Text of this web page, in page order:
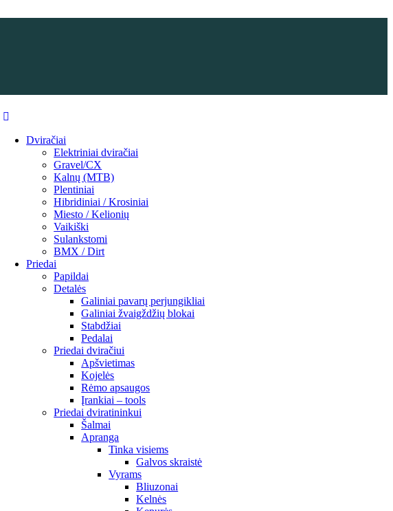
Dviračiai
Elektriniai dviračiai
Gravel/CX
Kalnų (MTB)
Plentiniai
Hibridiniai / Krosiniai
Miesto / Kelionių
Vaikiški
Sulankstomi
BMX / Dirt
Priedai
Papildai
Detalės
Galiniai pavarų perjungikliai
Galiniai žvaigždžių blokai
Stabdžiai
Pedalai
Priedai dviračiui
Apšvietimas
Kojelės
Rėmo apsaugos
Įrankiai – tools
Priedai dviratininkui
Šalmai
Apranga
Tinka visiems
Galvos skraistė
Vyrams
Bliuzonai
Kelnės